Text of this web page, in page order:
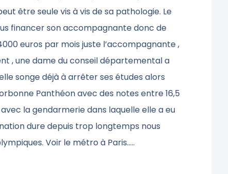
être seule vis à vis de sa pathologie. Le
financer son accompagnante donc de
euros par mois juste l’accompagnante ,
, une dame du conseil départemental a
songe déjà à arrêter ses études alors
Panthéon avec des notes entre 16,5
la gendarmerie dans laquelle elle a eu
dure depuis trop longtemps nous
Voir le métro à Paris…..